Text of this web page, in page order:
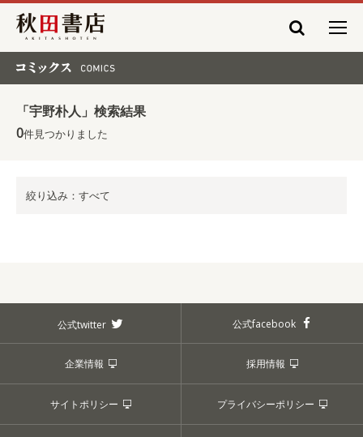
秋田書店
「宇野朴人」検索結果
0件見つかりました
絞り込み：すべて
公式twitter 公式facebook
企業情報 採用情報
サイトポリシー プライバシーポリシー